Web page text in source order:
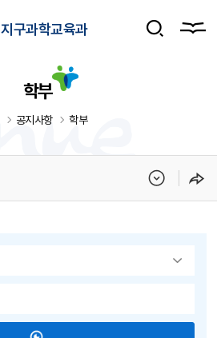
지구과학교육과
학부
공지사항 학부